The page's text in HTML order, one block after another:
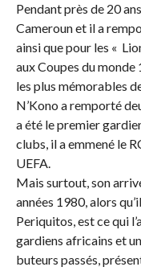
Pendant près de 20
Cameroun et il a
ainsi que pour les «
aux Coupes du monde
les plus mémorables
N’Kono a remporté
a été le premier
clubs, il a emmené le
UEFA.
Mais surtout, son
années 1980, alors
Periquitos, est ce qui
gardiens africains et
buteurs passés,